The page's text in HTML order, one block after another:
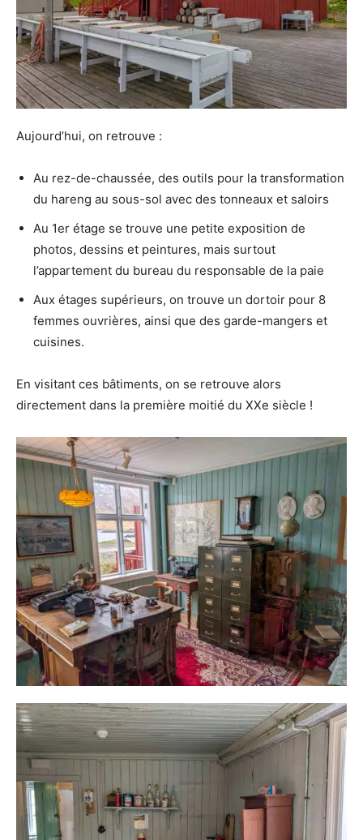
Aujourd’hui, on retrouve :
Au rez-de-chaussée, des outils pour la transformation
du hareng au sous-sol avec des tonneaux et saloirs
Au 1er étage se trouve une petite exposition de
photos, dessins et peintures, mais surtout
l’appartement du bureau du responsable de la paie
Aux étages supérieurs, on trouve un dortoir pour 8
femmes ouvrières, ainsi que des garde-mangers et
cuisines.
En visitant ces bâtiments, on se retrouve alors
directement dans la première moitié du XXe siècle !